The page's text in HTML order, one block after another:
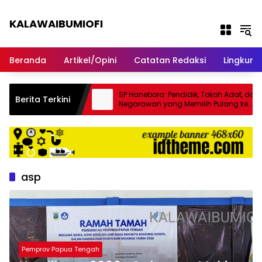
KALAWAIBUMIOFI
Beranda
Artikel/Opini Catatan Redaksi
Berita Terkini
Masalah Ribuan
Melalui Said
SP Hanebora: Pendidik, Tokoh Adat, dan
Negarawan yang Memilih Pulang ke
Kampung
asp
Pemprov Papua Tengah